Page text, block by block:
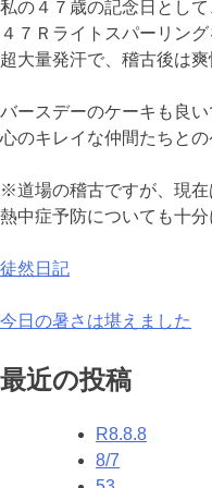
私の４７歳の記念日として
４７Ｒライトスパーリン
超大量発汗で、稽古後は
バースデーのケーキも良い
心のキレイな仲間たちとの
※道場の稽古ですが、現在
熱中症予防についても十
徒然日記
投
稿
今日の暑さは堪えました
最近の投稿
R8.8.8
8/7